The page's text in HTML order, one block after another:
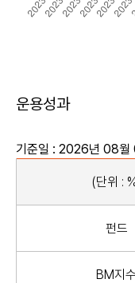
운용성과
기준일 : 2026년 08월
(단위 :
펀드
BM지수